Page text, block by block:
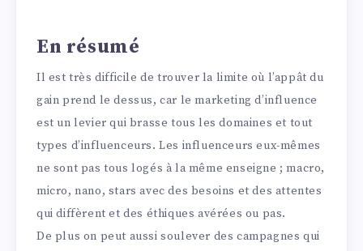
En résumé
Il est très difficile de trouver la limite où l’appât du
gain prend le dessus, car le marketing d’influence
est un levier qui brasse tous les domaines et tout
types d’influenceurs. Les influenceurs eux-mêmes
ne sont pas tous logés à la même enseigne ; macro,
micro, nano, stars avec des besoins et des attentes
qui diffèrent et des éthiques avérées ou pas.
De plus on peut aussi soulever des campagnes qui